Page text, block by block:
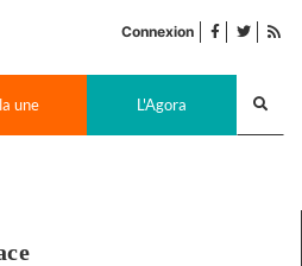
Connexion facebook
twitter
une L'Agora